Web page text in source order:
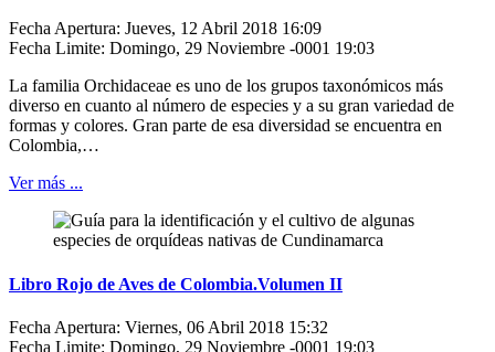
Fecha Apertura: Jueves, 12 Abril 2018 16:09
Fecha Limite: Domingo, 29 Noviembre -0001 19:03
La familia Orchidaceae es uno de los grupos taxonómicos más
diverso en cuanto al número de especies y a su gran variedad de
formas y colores. Gran parte de esa diversidad se encuentra en
Colombia,…
Ver más ...
Libro Rojo de Aves de Colombia.Volumen II
Fecha Apertura: Viernes, 06 Abril 2018 15:32
Fecha Limite: Domingo, 29 Noviembre -0001 19:03